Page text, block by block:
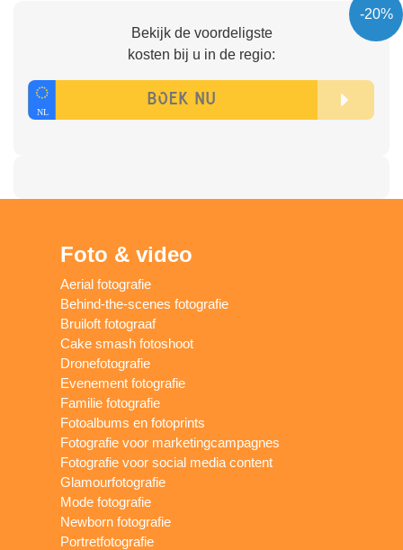
-20%
Bekijk de voordeligste
kosten bij u in de regio:
Foto & video
Aerial fotografie
Behind-the-scenes fotografie
Bruiloft fotograaf
Cake smash fotoshoot
Dronefotografie
Evenement fotografie
Familie fotografie
Fotoalbums en fotoprints
Fotografie voor marketingcampagnes
Fotografie voor social media content
Glamourfotografie
Mode fotografie
Newborn fotografie
Portretfotografie